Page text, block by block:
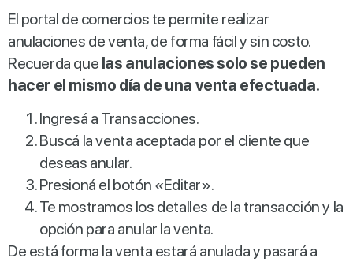
El portal de comercios te permite realizar
anulaciones de venta, de forma fácil y sin costo.
Recuerda que las anulaciones solo se pueden
hacer el mismo día de una venta efectuada.
Ingresá a Transacciones.
Buscá la venta aceptada por el cliente que
deseas anular.
Presioná el botón «Editar».
Te mostramos los detalles de la transacción y la
opción para anular la venta.
De está forma la venta estará anulada y pasará a